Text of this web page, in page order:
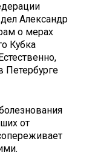
Александр
о мерах
Кубка
Петербурге
от